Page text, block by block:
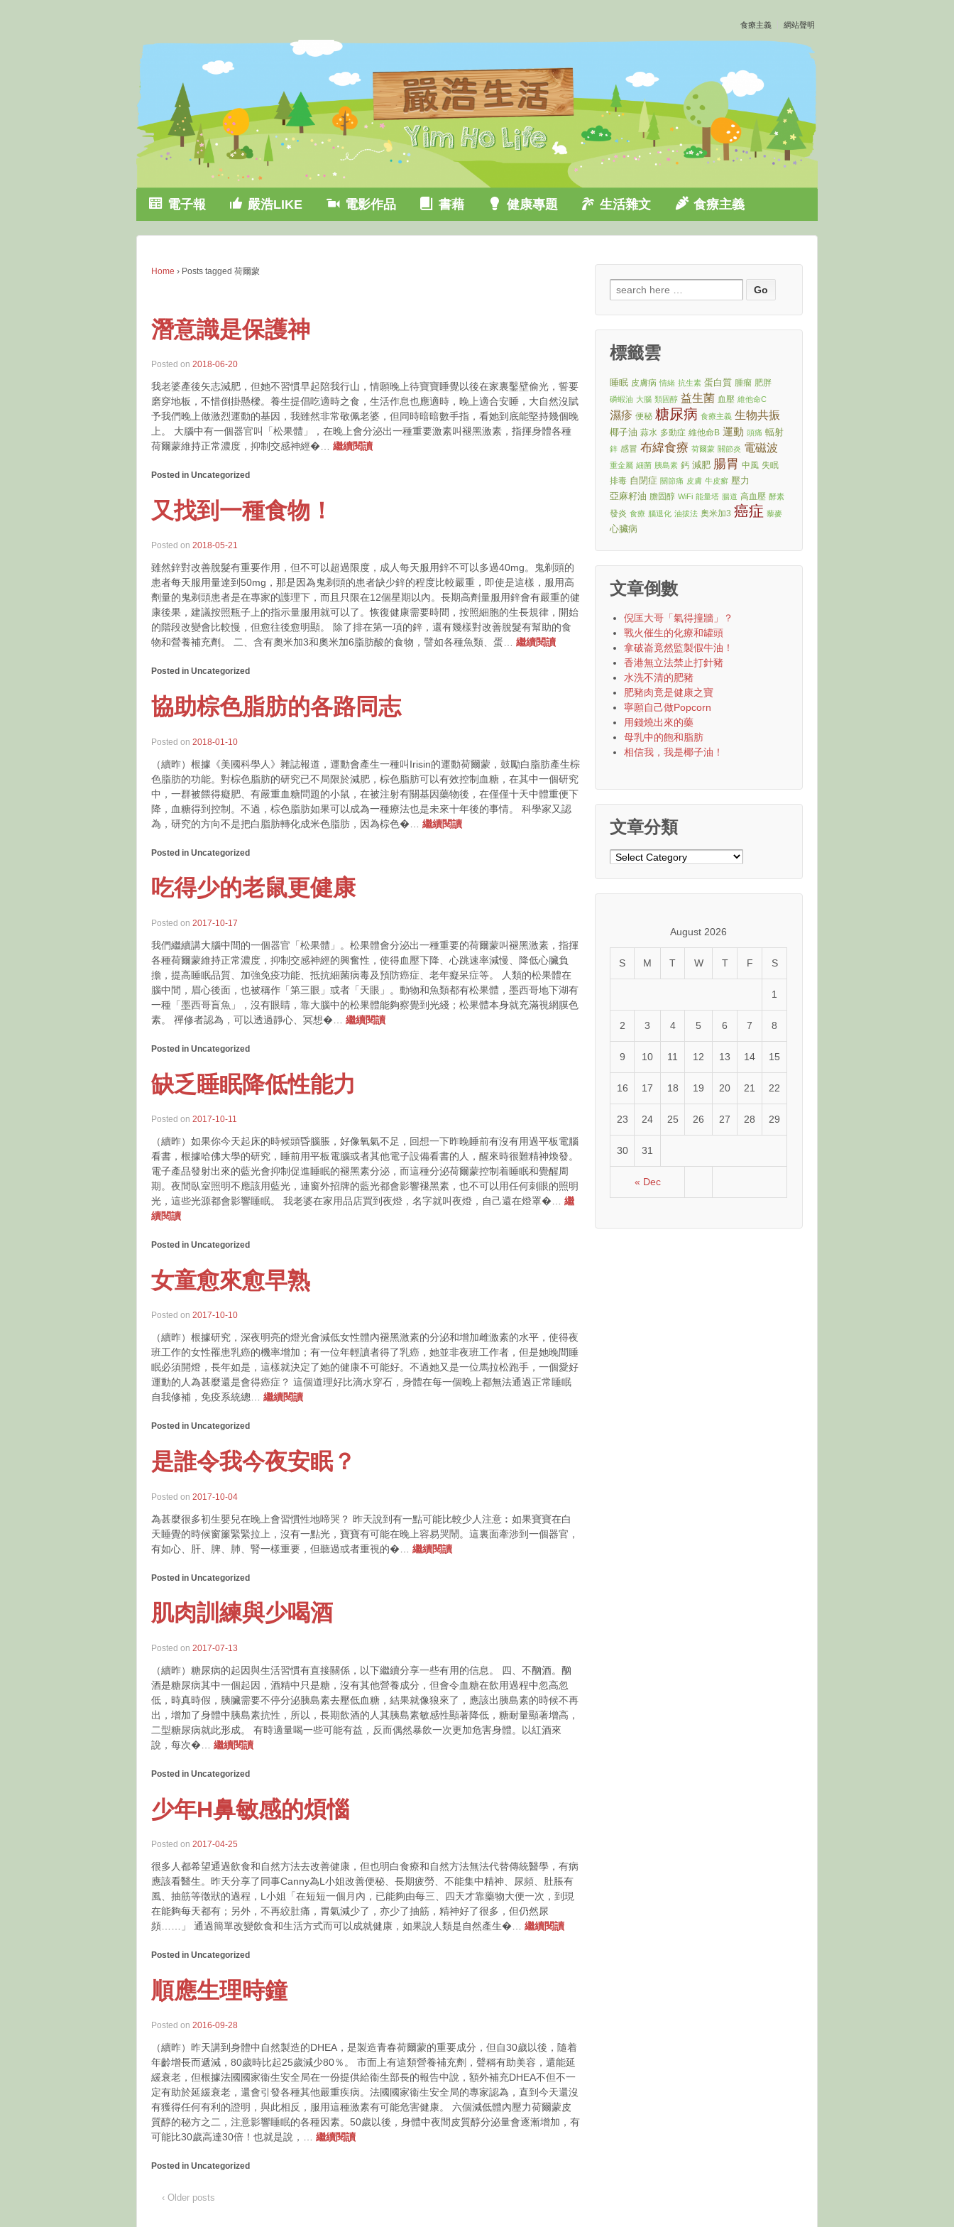
MAIN
食療主義 網站聲明
電子報 嚴浩LIKE 電影作品 書藉 健康專題 生活雜文 食療主義
Home › Posts tagged 荷爾蒙
潛意識是保護神
Posted on 2018-06-20
我老婆產後矢志減肥，但她不習慣早起陪我行山，情願晚上待寶寶睡覺以後在家裏鑿壁偷光，誓要
磨穿地板，不惜倒掛懸樑。養生提倡吃適時之食，生活作息也應適時，晚上適合安睡，大自然沒賦
予我們晚上做激烈運動的基因，我雖然非常敬佩老婆，但同時暗暗數手指，看她到底能堅持幾個晚
上。 大腦中有一個器官叫「松果體」，在晚上會分泌出一種重要激素叫褪黑激素，指揮身體各種
荷爾蒙維持正常濃度，抑制交感神經�… 繼續閱讀
Posted in Uncategorized
又找到一種食物！
Posted on 2018-05-21
雖然鋅對改善脫髮有重要作用，但不可以超過限度，成人每天服用鋅不可以多過40mg。鬼剃頭的
患者每天服用量達到50mg，那是因為鬼剃頭的患者缺少鋅的程度比較嚴重，即使是這樣，服用高
劑量的鬼剃頭患者是在專家的護理下，而且只限在12個星期以內。長期高劑量服用鋅會有嚴重的健
康後果，建議按照瓶子上的指示量服用就可以了。恢復健康需要時間，按照細胞的生長規律，開始
的階段改變會比較慢，但愈往後愈明顯。 除了排在第一項的鋅，還有幾樣對改善脫髮有幫助的食
物和營養補充劑。 二、含有奧米加3和奧米加6脂肪酸的食物，譬如各種魚類、蛋… 繼續閱讀
Posted in Uncategorized
協助棕色脂肪的各路同志
Posted on 2018-01-10
（續昨）根據《美國科學人》雜誌報道，運動會產生一種叫Irisin的運動荷爾蒙，鼓勵白脂肪產生棕
色脂肪的功能。對棕色脂肪的研究已不局限於減肥，棕色脂肪可以有效控制血糖，在其中一個研究
中，一群被餵得癡肥、有嚴重血糖問題的小鼠，在被注射有關基因藥物後，在僅僅十天中體重便下
降，血糖得到控制。不過，棕色脂肪如果可以成為一種療法也是未來十年後的事情。 科學家又認
為，研究的方向不是把白脂肪轉化成米色脂肪，因為棕色�… 繼續閱讀
Posted in Uncategorized
吃得少的老鼠更健康
Posted on 2017-10-17
我們繼續講大腦中間的一個器官「松果體」。松果體會分泌出一種重要的荷爾蒙叫褪黑激素，指揮
各種荷爾蒙維持正常濃度，抑制交感神經的興奮性，使得血壓下降、心跳速率減慢、降低心臟負
擔，提高睡眠品質、加強免疫功能、抵抗細菌病毒及預防癌症、老年癡呆症等。 人類的松果體在
腦中間，眉心後面，也被稱作「第三眼」或者「天眼」。動物和魚類都有松果體，墨西哥地下湖有
一種「墨西哥盲魚」，沒有眼睛，靠大腦中的松果體能夠察覺到光綫；松果體本身就充滿視網膜色
素。 禪修者認為，可以透過靜心、冥想�… 繼續閱讀
Posted in Uncategorized
缺乏睡眠降低性能力
Posted on 2017-10-11
（續昨）如果你今天起床的時候頭昏腦脹，好像氧氣不足，回想一下昨晚睡前有沒有用過平板電腦
看書，根據哈佛大學的研究，睡前用平板電腦或者其他電子設備看書的人，醒來時很難精神煥發。
電子產品發射出來的藍光會抑制促進睡眠的褪黑素分泌，而這種分泌荷爾蒙控制着睡眠和覺醒周
期。夜間臥室照明不應該用藍光，連窗外招牌的藍光都會影響褪黑素，也不可以用任何刺眼的照明
光，這些光源都會影響睡眠。 我老婆在家用品店買到夜燈，名字就叫夜燈，自己還在燈罩�… 繼
續閱讀
Posted in Uncategorized
女童愈來愈早熟
Posted on 2017-10-10
（續昨）根據研究，深夜明亮的燈光會減低女性體內褪黑激素的分泌和增加雌激素的水平，使得夜
班工作的女性罹患乳癌的機率增加；有一位年輕讀者得了乳癌，她並非夜班工作者，但是她晚間睡
眠必須開燈，長年如是，這樣就決定了她的健康不可能好。不過她又是一位馬拉松跑手，一個愛好
運動的人為甚麼還是會得癌症？ 這個道理好比滴水穿石，身體在每一個晚上都無法通過正常睡眠
自我修補，免疫系統總… 繼續閱讀
Posted in Uncategorized
是誰令我今夜安眠？
Posted on 2017-10-04
為甚麼很多初生嬰兒在晚上會習慣性地啼哭？ 昨天說到有一點可能比較少人注意︰如果寶寶在白
天睡覺的時候窗簾緊緊拉上，沒有一點光，寶寶有可能在晚上容易哭鬧。這裏面牽涉到一個器官，
有如心、肝、脾、肺、腎一樣重要，但聽過或者重視的�… 繼續閱讀
Posted in Uncategorized
肌肉訓練與少喝酒
Posted on 2017-07-13
（續昨）糖尿病的起因與生活習慣有直接關係，以下繼續分享一些有用的信息。 四、不酗酒。酗
酒是糖尿病其中一個起因，酒精中只是糖，沒有其他營養成分，但會令血糖在飲用過程中忽高忽
低，時真時假，胰臟需要不停分泌胰島素去壓低血糖，結果就像狼來了，應該出胰島素的時候不再
出，增加了身體中胰島素抗性，所以，長期飲酒的人其胰島素敏感性顯著降低，糖耐量顯著增高，
二型糖尿病就此形成。 有時適量喝一些可能有益，反而偶然暴飲一次更加危害身體。以紅酒來
說，每次�… 繼續閱讀
Posted in Uncategorized
少年H鼻敏感的煩惱
Posted on 2017-04-25
很多人都希望通過飲食和自然方法去改善健康，但也明白食療和自然方法無法代替傳統醫學，有病
應該看醫生。昨天分享了同事Canny為L小姐改善便秘、長期疲勞、不能集中精神、尿頻、肚脹有
風、抽筋等徵狀的過程，L小姐「在短短一個月內，已能夠由每三、四天才靠藥物大便一次，到現
在能夠每天都有；另外，不再絞肚痛，胃氣減少了，亦少了抽筋，精神好了很多，但仍然尿
頻……」 通過簡單改變飲食和生活方式而可以成就健康，如果說人類是自然產生�… 繼續閱讀
Posted in Uncategorized
順應生理時鐘
Posted on 2016-09-28
（續昨）昨天講到身體中自然製造的DHEA，是製造青春荷爾蒙的重要成分，但自30歲以後，隨着
年齡增長而遞減，80歲時比起25歲減少80％。 市面上有這類營養補充劑，聲稱有助美容，還能延
緩衰老，但根據法國國家衞生安全局在一份提供給衞生部長的報告中說，額外補充DHEA不但不一
定有助於延緩衰老，還會引發各種其他嚴重疾病。法國國家衞生安全局的專家認為，直到今天還沒
有獲得任何有利的證明，與此相反，服用這種激素有可能危害健康。 六個減低體內壓力荷爾蒙皮
質醇的秘方之二，注意影響睡眠的各種因素。50歲以後，身體中夜間皮質醇分泌量會逐漸增加，有
可能比30歲高達30倍！也就是說，… 繼續閱讀
Posted in Uncategorized
‹ Older posts
Search
for:
標籤雲
睡眠 皮膚病 情緒 抗生素 蛋白質 腫瘤 肥胖
磷蝦油 大腦 類固醇 益生菌 血壓 維他命C
濕疹 便秘 糖尿病 食療主義 生物共振
椰子油 蒜水 多動症 維他命B 運動 頭痛 輻射
鋅 感冒 布緯食療 荷爾蒙 關節炎 電磁波
重金屬 細菌 胰島素 鈣 減肥 腸胃 中風 失眠
排毒 自閉症 關節痛 皮膚 牛皮癬 壓力
亞麻籽油 膽固醇 WiFi 能量塔 腸道 高血壓 酵素
發炎 食療 腦退化 油拔法 奧米加3 癌症 藜麥
心臟病
文章倒數
倪匡大哥「氣得撞牆」？
戰火催生的化療和罐頭
拿破崙竟然監製假牛油！
香港無立法禁止打針豬
水洗不清的肥豬
肥豬肉竟是健康之寶
寧願自己做Popcorn
用錢燒出來的藥
母乳中的飽和脂肪
相信我，我是椰子油！
文章分類
文
August 2026
S M T W T F S
« Dec
1
2 3 4 5 6 7 8
9 10 11 12 13 14 15
16 17 18 19 20 21 22
23 24 25 26 27 28 29
30 31